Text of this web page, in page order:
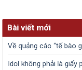
Bài viết mới
Về quảng cáo “tế bào
Idol không phải là giấy